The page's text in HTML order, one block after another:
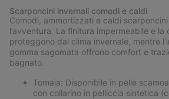
Scarponcini invernali comodi e caldi
Comodi, ammortizzati e caldi
l’avventura. La finitura impermeabile e
proteggono dal clima invernale, mentre
gomma sagomata offrono comfort e
bagnato.
Tomaia: Disponibile in pelle
con collarino in pelliccia sintetica